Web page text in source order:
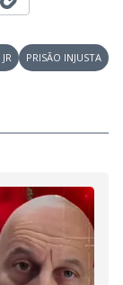
PRISÃO INJUSTA